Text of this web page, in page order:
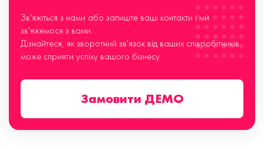
Зв'яжіться з нами або залиште ваші контакти і ми
зв'яжемося з вами.
Дізнайтеся, як зворотний зв'язок від ваших співробітників
може сприяти успіху вашого бізнесу
Замовити ДЕМО